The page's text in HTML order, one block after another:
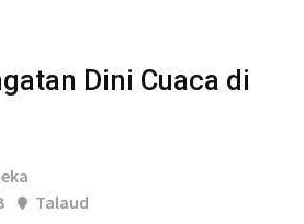
Dini Cuaca di
Talaud